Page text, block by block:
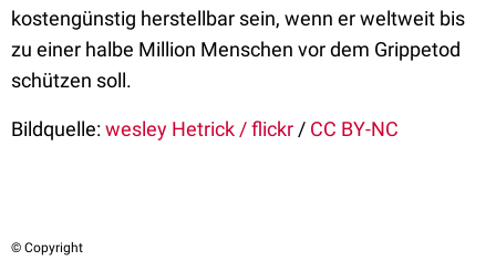
kostengünstig herstellbar sein, wenn er weltweit bis
zu einer halbe Million Menschen vor dem Grippetod
schützen soll.
Bildquelle:wesley Hetrick / flickr / CC BY-NC
© Copyright